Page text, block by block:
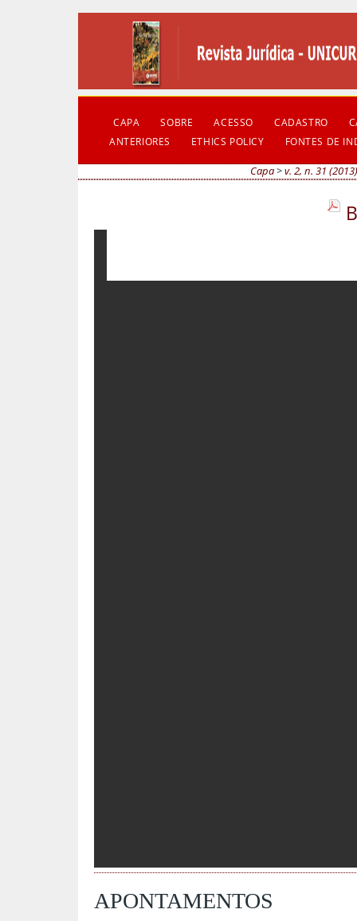
CAPA SOBRE ACESSO CADASTRO
ANTERIORES
ETHICS POLICY FONTES DE
Capa>v. 2, n. 31
APONTAMENTOS